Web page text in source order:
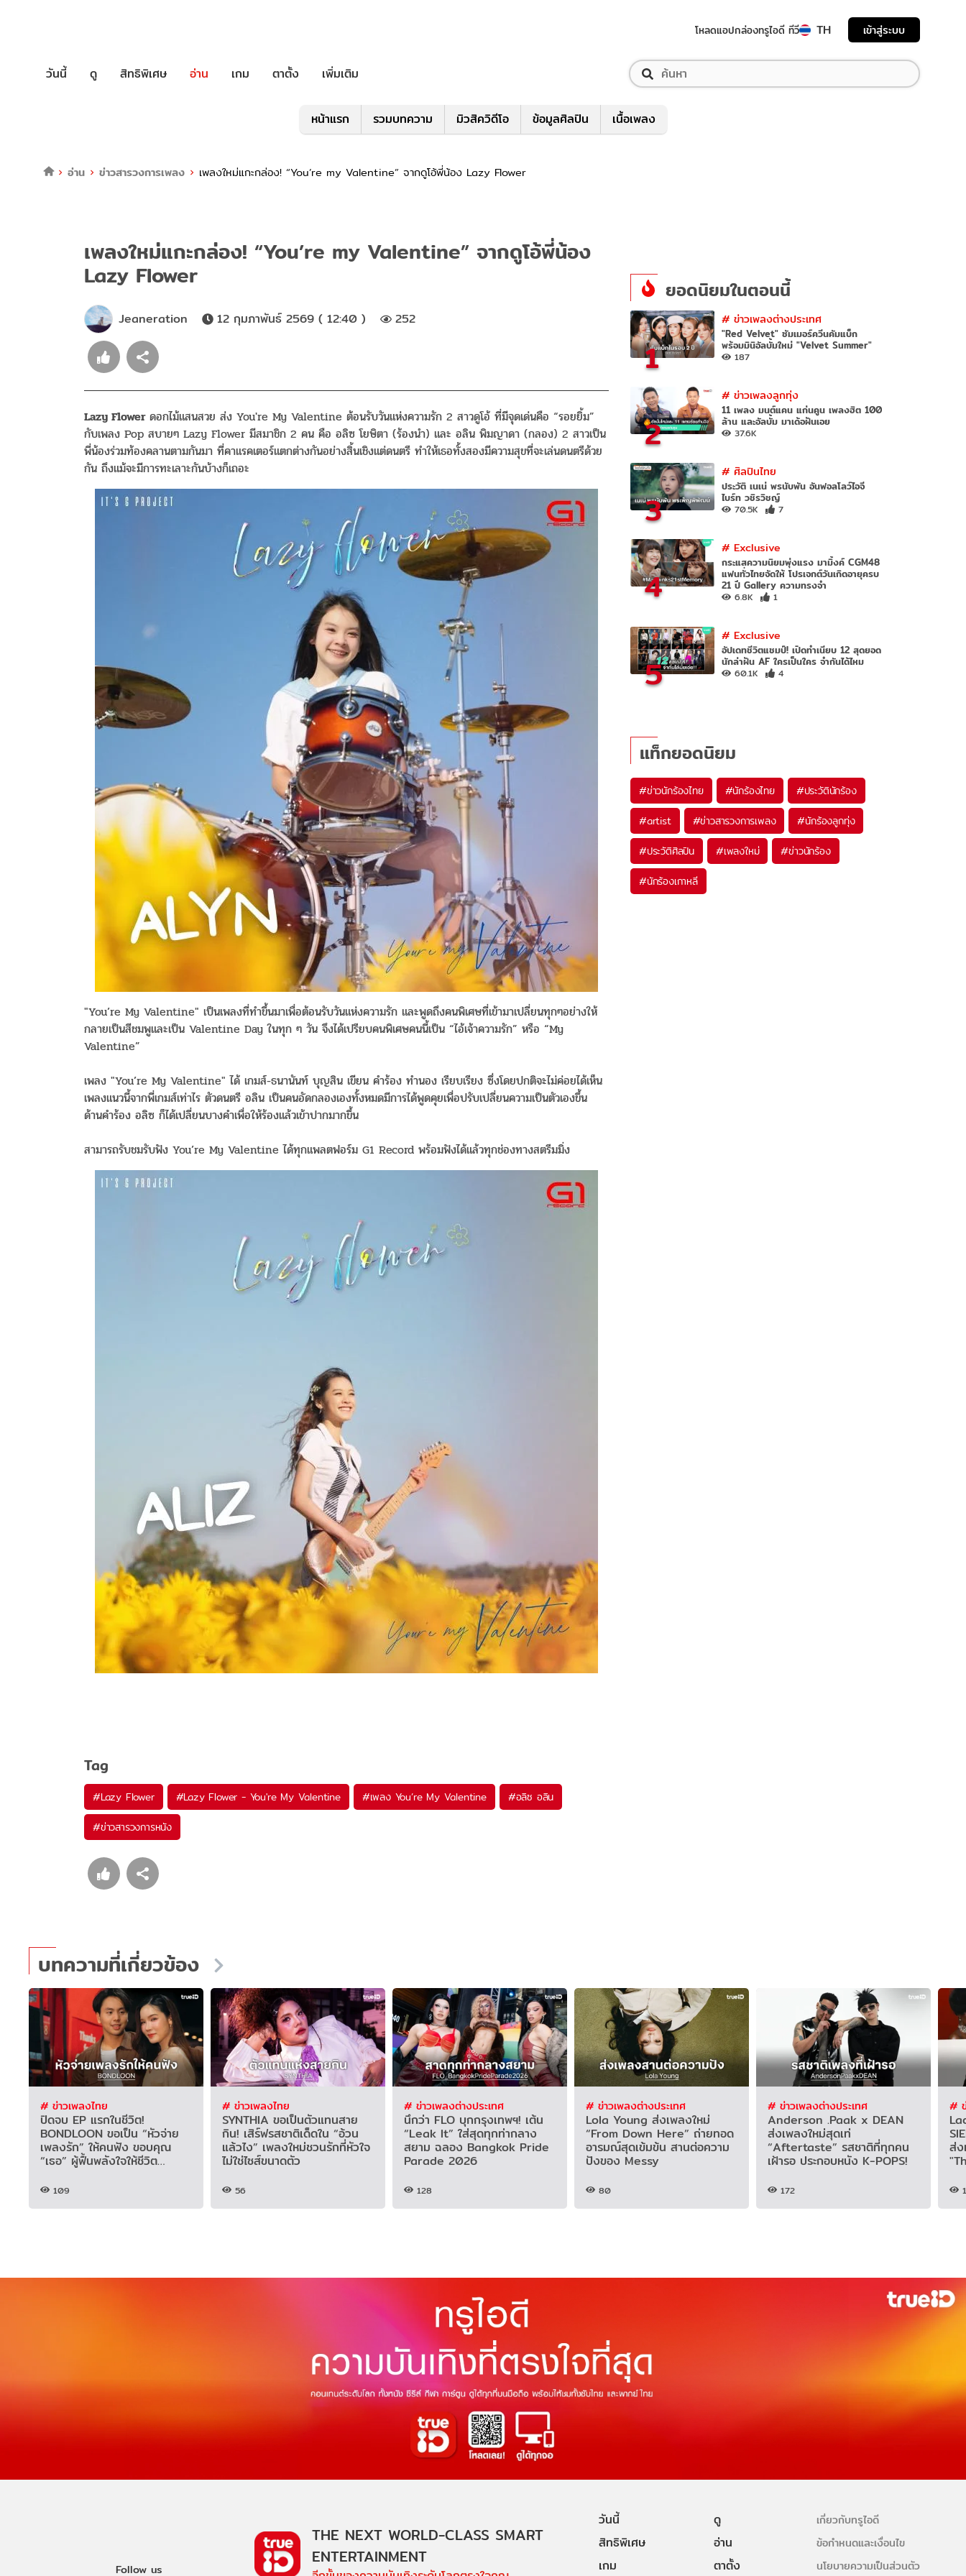
โหลดแอปกล่องทรูไอดี ทีวี TH เข้าสู่ระบบ
วันนี้ ดู สิทธิพิเศษ อ่าน เกม ตาตั้ง เพิ่มเติม
หน้าแรก รวมบทความ มิวสิควิดีโอ ข้อมูลศิลปิน เนื้อเพลง
อ่าน ข่าวสารวงการเพลง เพลงใหม่แกะกล่อง! “You’re my Valentine” จากดูโอ้พี่น้อง Lazy Flower
เพลงใหม่แกะกล่อง! “You’re my Valentine” จากดูโอ้พี่น้อง
Lazy Flower
Jeaneration 12 กุมภาพันธ์ 2569 ( 12:40 ) 252
Lazy Flower ดอกไม้แสนสวย ส่ง You're My Valentine ต้อนรับวันแห่งความรัก 2 สาวดูโอ้ ที่มีจุดเด่นคือ “รอยยิ้ม”
กับเพลง Pop สบายๆ Lazy Flower มีสมาชิก 2 คน คือ อลิซ โยษิตา (ร้องนำ) และ อลิน พิมญาดา (กลอง) 2 สาวเป็น
พี่น้องร่วมท้องคลานตามกันมา ที่คาแรคเตอร์แตกต่างกันอย่างสิ้นเชิงแต่ดนตรี ทำให้เธอทั้งสองมีความสุขที่จะเล่นดนตรีด้วย
กัน ถึงแม้จะมีการทะเลาะกันบ้างก็เถอะ
"You’re My Valentine" เป็นเพลงที่ทำขึ้นมาเพื่อต้อนรับวันแห่งความรัก และพูดถึงคนพิเศษที่เข้ามาเปลี่ยนทุกๆอย่างให้
กลายเป็นสีชมพูและเป็น Valentine Day ในทุก ๆ วัน จึงได้เปรียบคนพิเศษคนนี้เป็น “ไอ้เจ้าความรัก” หรือ “My
Valentine”
เพลง "You’re My Valentine" ได้ เกมส์-ธนานันท์ บุญสิน เขียน คำร้อง ทำนอง เรียบเรียง ซึ่งโดยปกติจะไม่ค่อยได้เห็น
เพลงแนวนี้จากพี่เกมส์เท่าไร ตัวดนตรี อลิน เป็นคนอัดกลองเองทั้งหมดมีการได้พูดคุยเพื่อปรับเปลี่ยนความเป็นตัวเองขึ้น
ด้านคำร้อง อลิซ ก็ได้เปลี่ยนบางคำเพื่อให้ร้องแล้วเข้าปากมากขึ้น
สามารถรับชมรับฟัง You’re My Valentine ได้ทุกแพลตฟอร์ม G1 Record พร้อมฟังได้แล้วทุกช่องทางสตรีมมิ่ง
Tag
#Lazy Flower #Lazy Flower - You're My Valentine #เพลง You’re My Valentine #อลิซ อลิน
#ข่าวสารวงการหนัง
ยอดนิยมในตอนนี้
1
# ข่าวเพลงต่างประเทศ
"Red Velvet" ซัมเมอร์ควีนคัมแบ็ก
พร้อมมินิอัลบั้มใหม่ "Velvet Summer"
187
2
# ข่าวเพลงลูกทุ่ง
11 เพลง มนต์แคน แก่นคูน เพลงฮิต 100
ล้าน และอัลบั้ม มาเด้อฝันเอย
37.6K
3
# ศิลปินไทย
ประวัติ เนเน่ พรนับพัน อันฟอลโลว์ไอจี
ไบร์ท วชิรวิชญ์
70.5K 7
4
# Exclusive
กระแสความนิยมพุ่งแรง มามิ้งค์ CGM48
แฟนทั่วไทยจัดให้ โปรเจกต์วันเกิดอายุครบ
21 ปี Gallery ความทรงจำ
6.8K 1
5
# Exclusive
อัปเดทชีวิตแชมป์! เปิดทำเนียบ 12 สุดยอด
นักล่าฝัน AF ใครเป็นใคร จำกันได้ไหม
60.1K 4
แท็กยอดนิยม
#ข่าวนักร้องไทย #นักร้องไทย #ประวัตินักร้อง
#artist #ข่าวสารวงการเพลง #นักร้องลูกทุ่ง
#ประวัติศิลปิน #เพลงใหม่ #ข่าวนักร้อง
#นักร้องเกาหลี
บทความที่เกี่ยวข้อง
# ข่าวเพลงไทย
ปิดจบ EP แรกในชีวิต!
BONDLOON ขอเป็น “หัวจ่าย
เพลงรัก” ให้คนฟัง ขอบคุณ
“เธอ” ผู้ฟื้นพลังใจให้ชีวิต
109
# ข่าวเพลงไทย
SYNTHIA ขอเป็นตัวแทนสาย
กิน! เสิร์ฟรสชาติเด็ดใน “อ้วน
แล้วไง” เพลงใหม่ชวนรักที่หัวใจ
ไม่ใช่ไซส์ขนาดตัว
56
# ข่าวเพลงต่างประเทศ
นึกว่า FLO บุกกรุงเทพฯ! เต้น
“Leak It” ใส่สุดทุกท่ากลาง
สยาม ฉลอง Bangkok Pride
Parade 2026
128
# ข่าวเพลงต่างประเทศ
Lola Young ส่งเพลงใหม่
“From Down Here” ถ่ายทอด
อารมณ์สุดเข้มข้น สานต่อความ
ปังของ Messy
80
# ข่าวเพลงต่างประเทศ
Anderson .Paak x DEAN
ส่งเพลงใหม่สุดเท่
“Aftertaste” รสชาติที่ทุกคน
เฝ้ารอ ประกอบหนัง K-POPS!
172
#
ส่ง
Follow us
THE NEXT WORLD-CLASS SMART
ENTERTAINMENT
วันนี้
ดู
สิทธิพิเศษ
อ่าน
เกม
ตาตั้ง
เกี่ยวกับทรูไอดี
ข้อกำหนดและเงื่อนไข
นโยบายความเป็นส่วนตัว